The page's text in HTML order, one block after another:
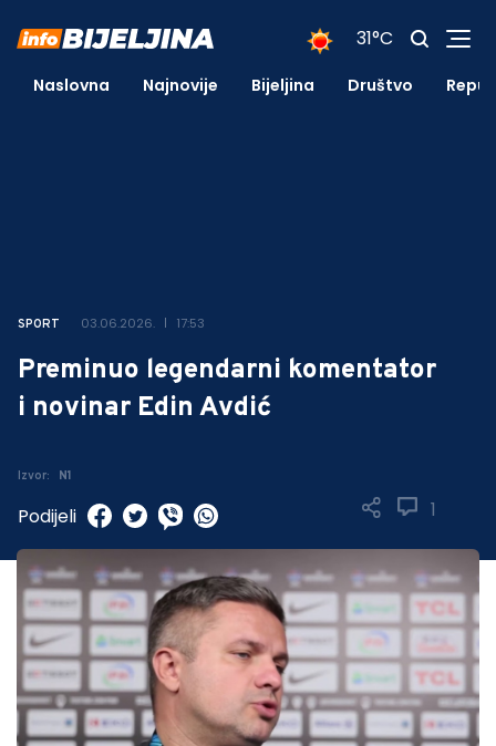
31°C
Naslovna Najnovije Bijeljina Društvo
SPORT 03.06.2026. 17:53
Preminuo legendarni komentator
i novinar Edin Avdić
Izvor: N1
1
Podijeli